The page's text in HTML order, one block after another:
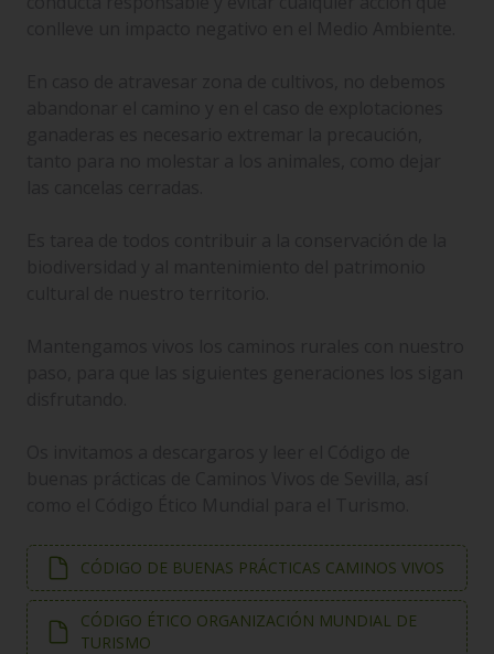
CÓDIGO DE BUENAS PRÁCTICAS CAMINOS VIVOS
CÓDIGO ÉTICO ORGANIZACIÓN MUNDIAL DE
TURISMO